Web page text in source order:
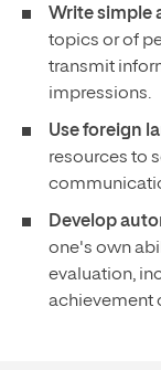
Write simple
topics or of
transmit
impressions.
Use foreign
resources to
Develop
one's own
evaluation,
achievement